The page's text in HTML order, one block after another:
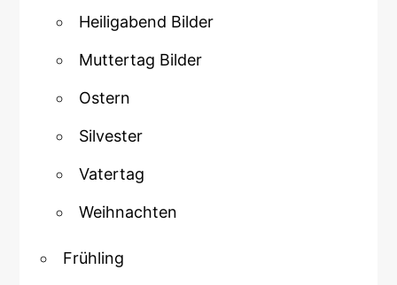
Heiligabend Bilder
Muttertag Bilder
Ostern
Silvester
Vatertag
Weihnachten
Frühling